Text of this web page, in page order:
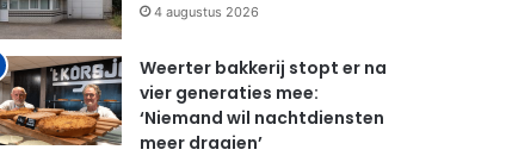
4 augustus 2026
Weerter bakkerij stopt er na
vier generaties mee:
‘Niemand wil nachtdiensten
meer draaien’